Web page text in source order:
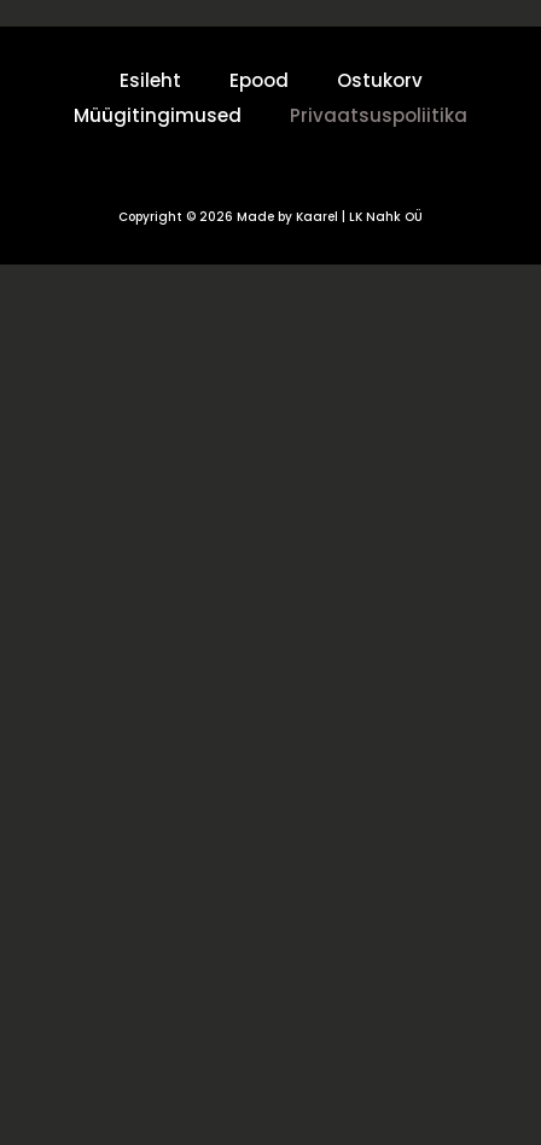
Esileht Epood
Ostukorv
Müügitingimused
Privaatsuspoliitika
Copyright © 2026 Made by Kaarel | LK Nahk OÜ